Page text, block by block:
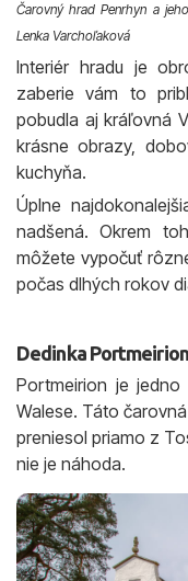
Čarovný hrad Penrhyn a
Lenka Varchoľaková
Interiér hradu je
zaberie vám to
pobudla aj kráľovná
krásne obrazy,
kuchyňa.
Úplne
nadšená. Okrem
môžete vypočuť
počas dlhých rokov
Dedinka Portmeirion
Portmeirion je
Walese. Táto
preniesol priamo z
nie je náhoda.